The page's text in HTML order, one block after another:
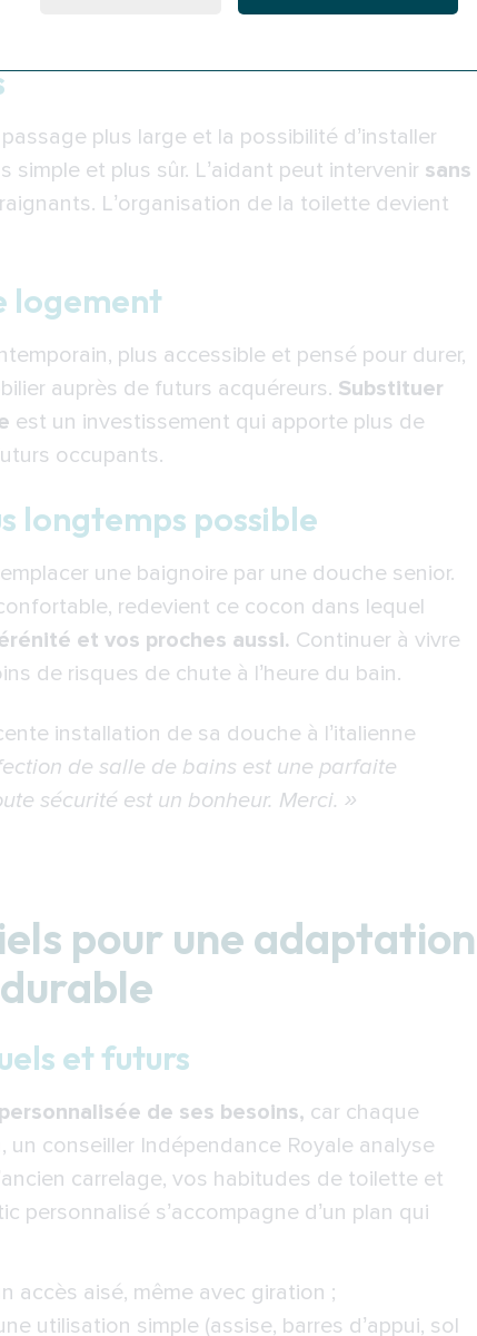
douche senior à l’italienne ?
mon carrelage existant ?
La douche peut-elle être démontée ?
plus large et la possibilité d’installer
simple et plus sûr. L’aidant peut intervenir sans
L’organisation de la toilette devient
logement
plus accessible et pensé pour durer,
auprès de futurs acquéreurs. Substituer
est un investissement qui apporte plus de
occupants.
longtemps possible
une baignoire par une douche senior.
redevient ce cocon dans lequel
et vos proches aussi. Continuer à vivre
de risques de chute à l’heure du bain.
installation de sa douche à l’italienne
de salle de bains est une parfaite
sécurité est un bonheur. Merci. »
pour une adaptation
et futurs
de ses besoins, car chaque
conseiller Indépendance Royale analyse
carrelage, vos habitudes de toilette et
personnalisé s’accompagne d’un plan qui
accès aisé, même avec giration ;
utilisation simple (assise, barres d’appui, sol